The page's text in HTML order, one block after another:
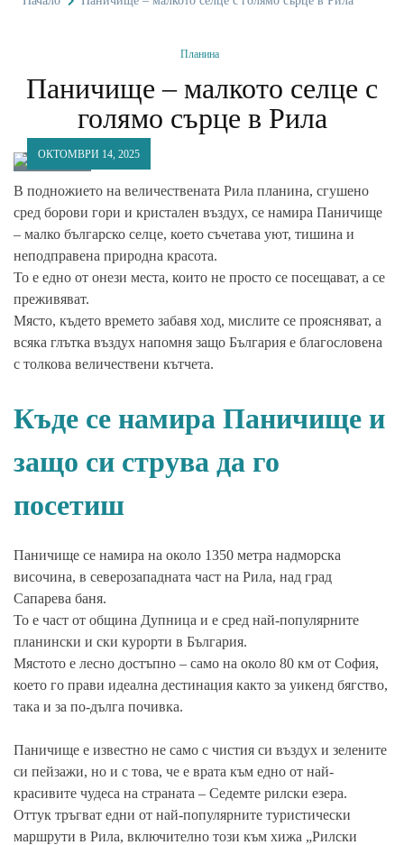
Планина
Паничище – малкото селце с
голямо сърце в Рила
ОКТОМВРИ 14, 2025
В подножието на величествената Рила планина, сгушено
сред борови гори и кристален въздух, се намира Паничище
– малко българско селце, което съчетава уют, тишина и
неподправена природна красота.
То е едно от онези места, които не просто се посещават, а се
преживяват.
Място, където времето забавя ход, мислите се проясняват, а
всяка глътка въздух напомня защо България е благословена
с толкова величествени кътчета.
Къде се намира Паничище и
защо си струва да го
посетиш
Паничище се намира на около 1350 метра надморска
височина, в северозападната част на Рила, над град
Сапарева баня.
То е част от община Дупница и е сред най-популярните
планински и ски курорти в България.
Мястото е лесно достъпно – само на около 80 км от София,
което го прави идеална дестинация както за уикенд бягство,
така и за по-дълга почивка.
Паничище е известно не само с чистия си въздух и зелените
си пейзажи, но и с това, че е врата към едно от най-
красивите чудеса на страната – Седемте рилски езера.
Оттук тръгват едни от най-популярните туристически
маршрути в Рила, включително този към хижа „Рилски